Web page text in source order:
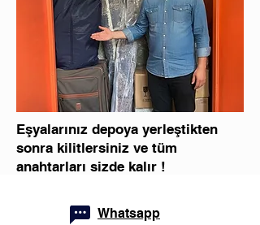
Eşyalarınız depoya yerleştikten
sonra kilitlersiniz ve tüm
anahtarları sizde kalır !
Whatsapp